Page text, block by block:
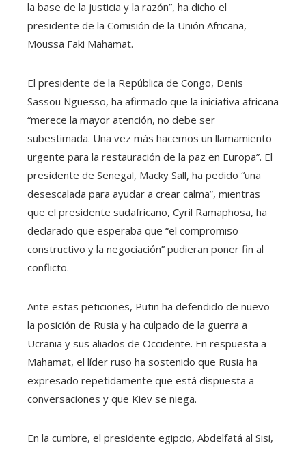
la base de la justicia y la razón”, ha dicho el
presidente de la Comisión de la Unión Africana,
Moussa Faki Mahamat.
El presidente de la República de Congo, Denis
Sassou Nguesso, ha afirmado que la iniciativa africana
“merece la mayor atención, no debe ser
subestimada. Una vez más hacemos un llamamiento
urgente para la restauración de la paz en Europa”. El
presidente de Senegal, Macky Sall, ha pedido “una
desescalada para ayudar a crear calma”, mientras
que el presidente sudafricano, Cyril Ramaphosa, ha
declarado que esperaba que “el compromiso
constructivo y la negociación” pudieran poner fin al
conflicto.
Ante estas peticiones, Putin ha defendido de nuevo
la posición de Rusia y ha culpado de la guerra a
Ucrania y sus aliados de Occidente. En respuesta a
Mahamat, el líder ruso ha sostenido que Rusia ha
expresado repetidamente que está dispuesta a
conversaciones y que Kiev se niega.
En la cumbre, el presidente egipcio, Abdelfatá al Sisi,